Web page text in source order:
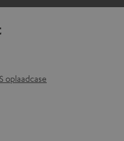
oplaadcase